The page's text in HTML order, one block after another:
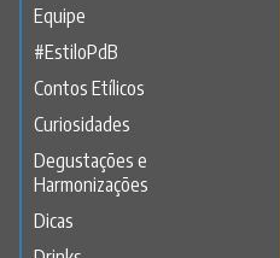
Equipe
#EstiloPdB
Contos Etílicos
Curiosidades
Degustações e
Harmonizações
Dicas